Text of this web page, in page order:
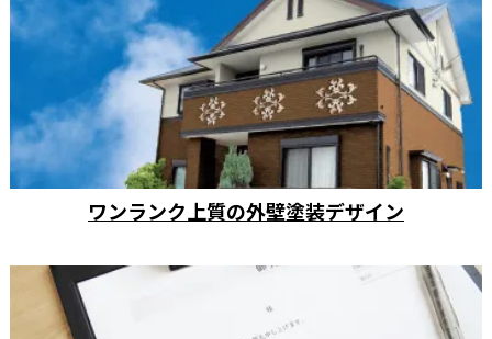
ワンランク上質の外壁塗装デザイン